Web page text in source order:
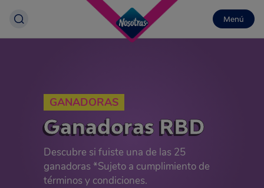
Menú
GANADORAS
Ganadoras RBD
Descubre si fuiste una de las 25
ganadoras *Sujeto a cumplimiento de
términos y condiciones.